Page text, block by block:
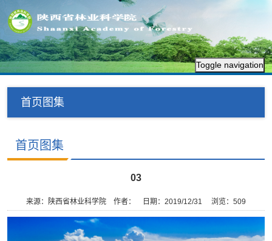
Toggle navigation
首页图集
首页图集
03
来源：陕西省林业科学院 作者： 日期：2019/12/31 浏览： 509